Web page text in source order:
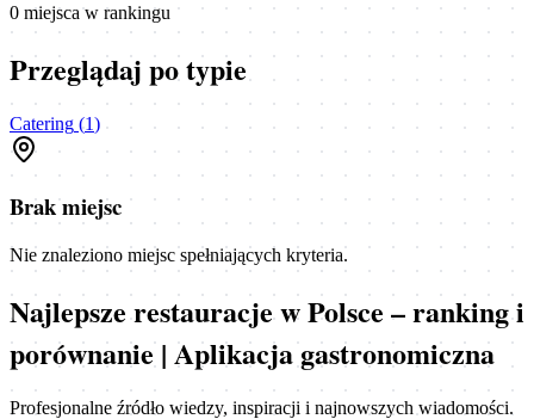
0 miejscaw rankingu
Przeglądaj po typie
Catering (1)
Brak miejsc
Nie znaleziono miejsc spełniających kryteria.
Najlepsze restauracje w Polsce – ranking i
porównanie | Aplikacja gastronomiczna
Profesjonalne źródło wiedzy, inspiracji i najnowszych wiadomości.